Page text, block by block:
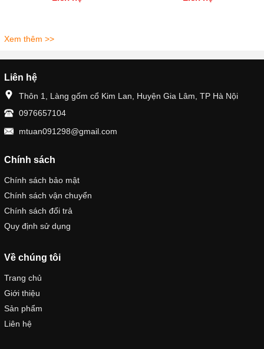
Xem thêm >>
Liên hệ
Thôn 1, Làng gốm cổ Kim Lan, Huyện Gia Lâm, TP Hà Nội
0976657104
mtuan091298@gmail.com
Chính sách
Chính sách bảo mật
Chính sách vận chuyển
Chính sách đổi trả
Quy định sử dụng
Về chúng tôi
Trang chủ
Giới thiệu
Sản phẩm
Liên hệ